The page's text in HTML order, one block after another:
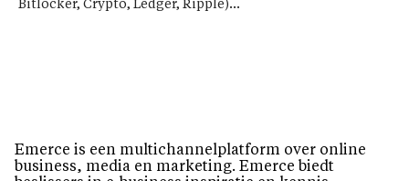
Bitlocker, Crypto, Ledger, Ripple)...
Emerce is een multichannelplatform over online
business, media en marketing. Emerce biedt